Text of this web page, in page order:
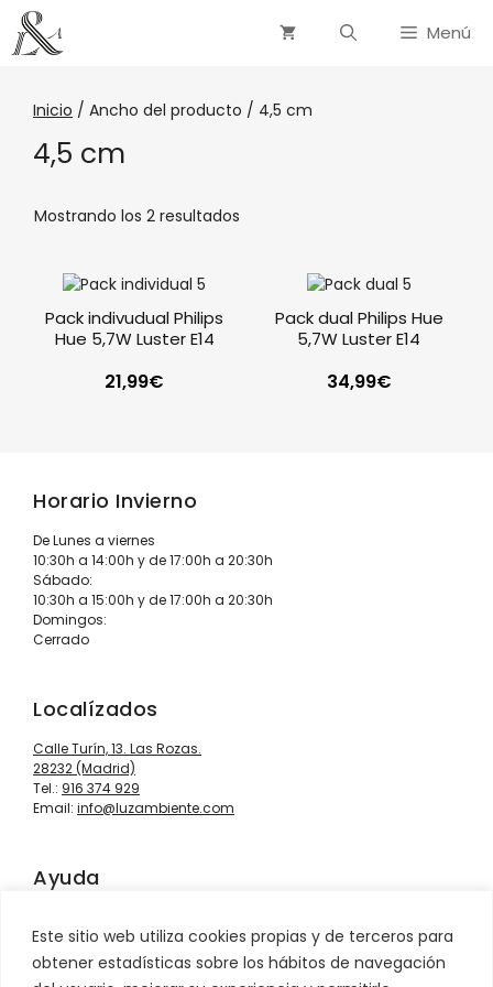
Este sitio web utiliza cookies propias y de terceros para
obtener estadísticas sobre los hábitos de navegación
Menú
Inicio / Ancho del producto / 4,5 cm
4,5 cm
Mostrando los 2 resultados
Pack indivudual Philips
Hue 5,7W Luster E14
21,99€
Pack dual Philips Hue
5,7W Luster E14
34,99€
Horario Invierno
De Lunes a viernes
10:30h a 14:00h y de 17:00h a 20:30h
Sábado:
10:30h a 15:00h y de 17:00h a 20:30h
Domingos:
Cerrado
Localízados
Calle Turín, 13. Las Rozas.
28232 (Madrid)
Tel.: 916 374 929
Email: info@luzambiente.com
Ayuda
Información sobre envíos
Condiciones de venta